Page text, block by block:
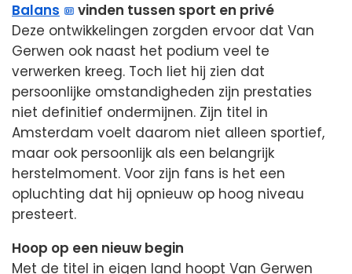
Balans
vinden tussen sport en privé
Deze ontwikkelingen zorgden ervoor dat Van
Gerwen ook naast het podium veel te
verwerken kreeg. Toch liet hij zien dat
persoonlijke omstandigheden zijn prestaties
niet definitief ondermijnen. Zijn titel in
Amsterdam voelt daarom niet alleen sportief,
maar ook persoonlijk als een belangrijk
herstelmoment. Voor zijn fans is het een
opluchting dat hij opnieuw op hoog niveau
presteert.
Hoop op een nieuw begin
Met de titel in eigen land hoopt Van Gerwen